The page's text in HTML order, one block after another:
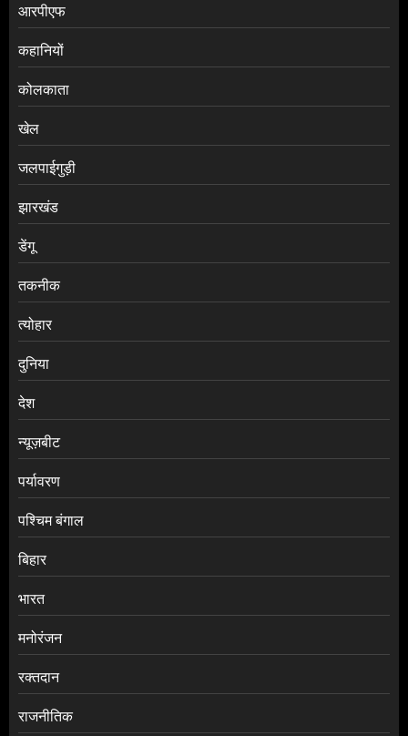
आरपीएफ
कहानियों
कोलकाता
खेल
जलपाईगुड़ी
झारखंड
डेंगू
तकनीक
त्योहार
दुनिया
देश
न्यूज़बीट
पर्यावरण
पश्चिम बंगाल
बिहार
भारत
मनोरंजन
रक्तदान
राजनीतिक